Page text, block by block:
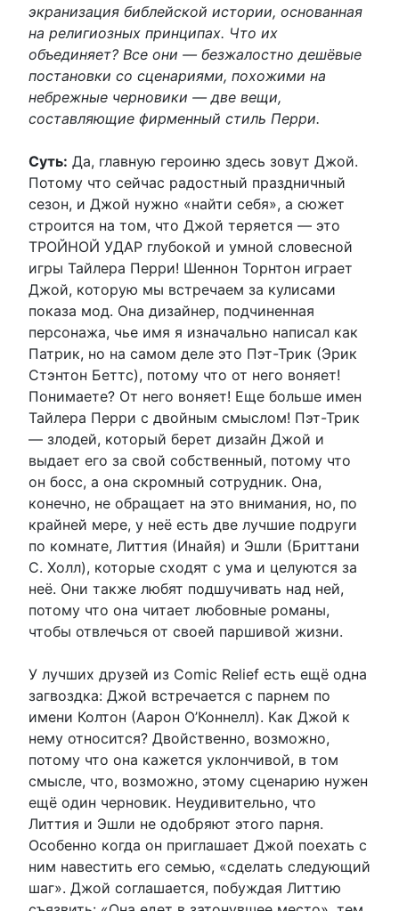
экранизация библейской истории, основанная
на религиозных принципах. Что их
объединяет? Все они — безжалостно дешёвые
постановки со сценариями, похожими на
небрежные черновики — две вещи,
составляющие фирменный стиль Перри.
Суть: Да, главную героиню здесь зовут Джой.
Потому что сейчас радостный праздничный
сезон, и Джой нужно «найти себя», а сюжет
строится на том, что Джой теряется — это
ТРОЙНОЙ УДАР глубокой и умной словесной
игры Тайлера Перри! Шеннон Торнтон играет
Джой, которую мы встречаем за кулисами
показа мод. Она дизайнер, подчиненная
персонажа, чье имя я изначально написал как
Патрик, но на самом деле это Пэт-Трик (Эрик
Стэнтон Беттс), потому что от него воняет!
Понимаете? От него воняет! Еще больше имен
Тайлера Перри с двойным смыслом! Пэт-Трик
— злодей, который берет дизайн Джой и
выдает его за свой собственный, потому что
он босс, а она скромный сотрудник. Она,
конечно, не обращает на это внимания, но, по
крайней мере, у неё есть две лучшие подруги
по комнате, Литтия (Инайя) и Эшли (Бриттани
С. Холл), которые сходят с ума и целуются за
неё. Они также любят подшучивать над ней,
потому что она читает любовные романы,
чтобы отвлечься от своей паршивой жизни.
У лучших друзей из Comic Relief есть ещё одна
загвоздка: Джой встречается с парнем по
имени Колтон (Аарон О’Коннелл). Как Джой к
нему относится? Двойственно, возможно,
потому что она кажется уклончивой, в том
смысле, что, возможно, этому сценарию нужен
ещё один черновик. Неудивительно, что
Литтия и Эшли не одобряют этого парня.
Особенно когда он приглашает Джой поехать с
ним навестить его семью, «сделать следующий
шаг». Джой соглашается, побуждая Литтию